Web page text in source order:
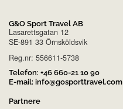
G&O Sport Travel AB
Lasarettsgatan 12
SE-891 33 Örnsköldsvik
Reg.nr: 556611-5738
Telefon: +46 660-21 10 90
E-mail: info@gosporttravel.com
Partnere